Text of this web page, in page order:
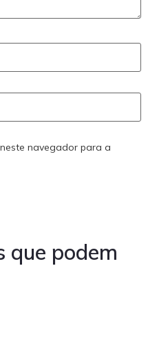
navegador para a
que podem